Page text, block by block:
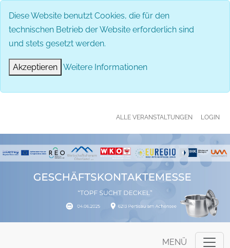
Diese Website benutzt Cookies, die für den
technischen Betrieb der Website erforderlich sind
und stets gesetzt werden.
Akzeptieren Weitere Informationen
ALLE VERANSTALTUNGEN LOGIN
MENÜ
MENÜ